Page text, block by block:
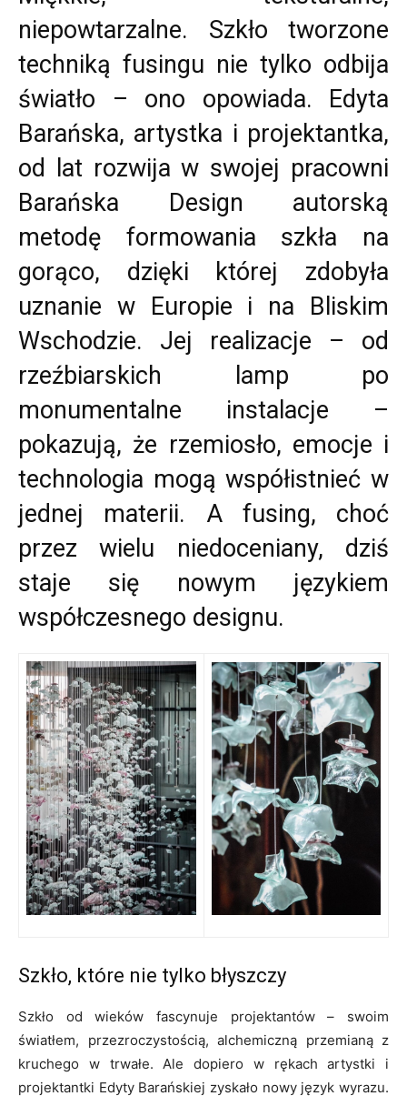
niepowtarzalne. Szkło tworzone
techniką fusingu nie tylko odbija
światło – ono opowiada. Edyta
Barańska, artystka i projektantka,
od lat rozwija w swojej pracowni
Barańska Design autorską
metodę formowania szkła na
gorąco, dzięki której zdobyła
uznanie w Europie i na Bliskim
Wschodzie. Jej realizacje – od
rzeźbiarskich lamp po
monumentalne instalacje –
pokazują, że rzemiosło, emocje i
technologia mogą współistnieć w
jednej materii. A fusing, choć
przez wielu niedoceniany, dziś
staje się nowym językiem
współczesnego designu.
Szkło, które nie tylko błyszczy
Szkło od wieków fascynuje projektantów – swoim
światłem, przezroczystością, alchemiczną przemianą z
kruchego w trwałe. Ale dopiero w rękach artystki i
projektantki Edyty Barańskiej zyskało nowy język wyrazu.